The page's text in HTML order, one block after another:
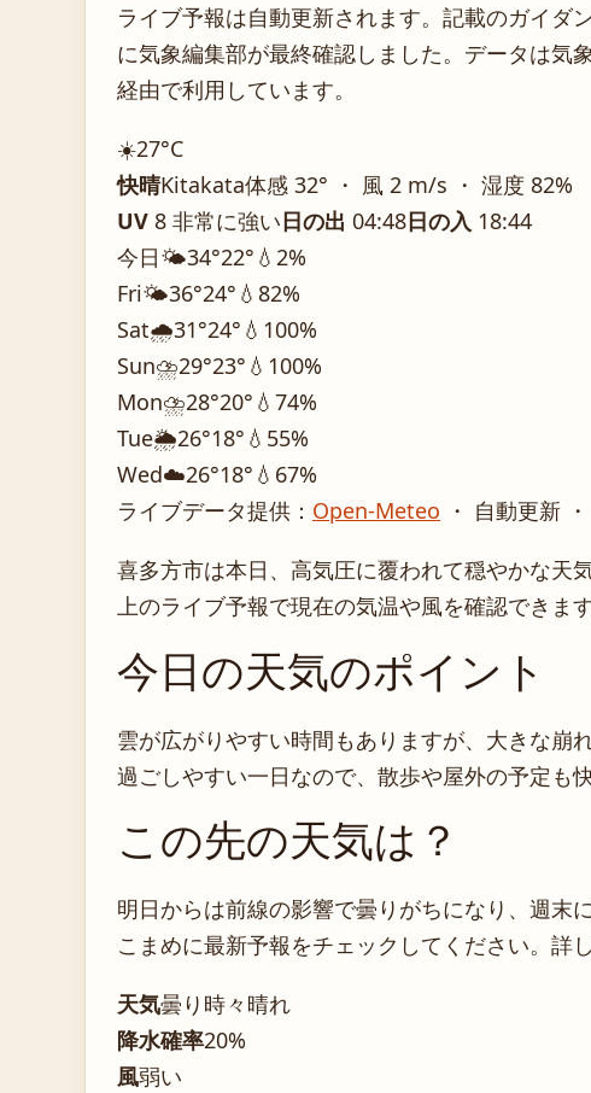
ライブ予報は自動更新されます。記載のガイダ
に気象編集部が最終確認しました。データは
経由で利用しています。
☀️27°C
快晴Kitakata体感 32° ・ 風 2 m/s ・ 湿度 82%
UV 8 非常に強い日の出 04:48日の入 18:44
今日🌤️34°22° 💧2%
Fri🌤️36°24° 💧82%
Sat🌧️31°24° 💧100%
Sun⛈️29°23° 💧100%
Mon⛈️28°20° 💧74%
Tue🌦️26°18° 💧55%
Wed☁️26°18° 💧67%
ライブデータ提供： Open-Meteo ・ 自動更新 ・
喜多方市は本日、高気圧に覆われて穏やかな天
上のライブ予報で現在の気温や風を確認できます
今日の天気のポイント
雲が広がりやすい時間もありますが、大きな崩
過ごしやすい一日なので、散歩や屋外の予定も
この先の天気は？
明日からは前線の影響で曇りがちになり、週末
こまめに最新予報をチェックしてください。詳
天気曇り時々晴れ
降水確率20%
風弱い